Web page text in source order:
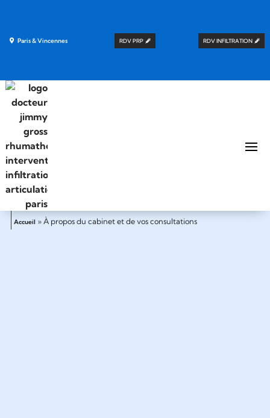
Paris & Vincennes RDV PRP RDV INFILTRATION
Accueil »À propos du cabinet et de vos consultations